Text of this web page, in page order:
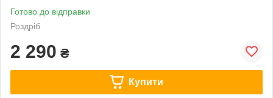
Готово до відправки
Роздріб
2 290 ₴
Купити